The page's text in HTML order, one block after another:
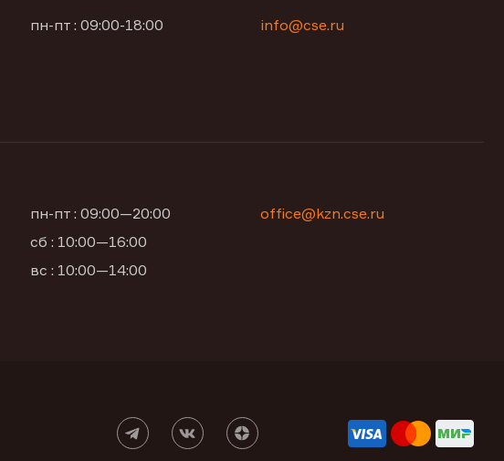
пн-пт : 09:00-18:00 info@cse.ru
пн-пт : 09:00—20:00
сб : 10:00—16:00
вс : 10:00—14:00
office@kzn.cse.ru